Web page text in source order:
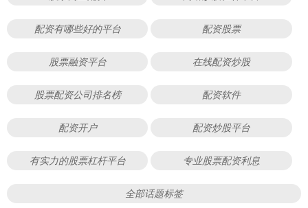
配资有哪些好的平台 配资股票
股票融资平台 在线配资炒股
股票配资公司排名榜 配资软件
配资开户 配资炒股平台
有实力的股票杠杆平台 专业股票配资利息
全部话题标签